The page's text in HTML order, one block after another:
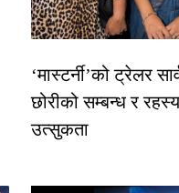
‘मास्टर्नी’को ट्रेलर
छोरीको सम्बन्ध र
उत्सुकता